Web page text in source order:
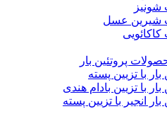
شیرین عسل
پروتئین بار
بار با تزیین پسته
بار با تزیین بادام هندی
بار انجیر با تزیین پسته